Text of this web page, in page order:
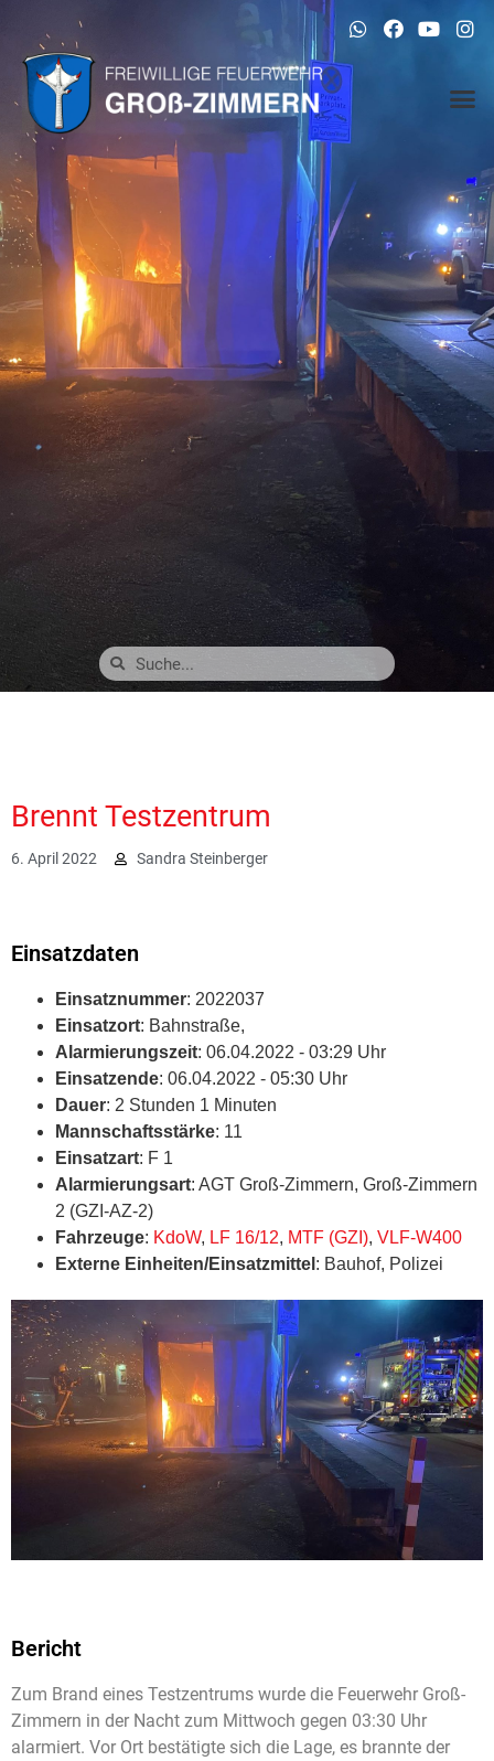
Brennt Testzentrum
6. April 2022 Sandra Steinberger
Einsatzdaten
Einsatznummer: 2022037
Einsatzort: Bahnstraße,
Alarmierungszeit: 06.04.2022 - 03:29 Uhr
Einsatzende: 06.04.2022 - 05:30 Uhr
Dauer: 2 Stunden 1 Minuten
Mannschaftsstärke: 11
Einsatzart: F 1
Alarmierungsart: AGT Groß-Zimmern, Groß-Zimmern
2 (GZI-AZ-2)
Fahrzeuge: KdoW, LF 16/12, MTF (GZI), VLF-W400
Externe Einheiten/Einsatzmittel : Bauhof, Polizei
Bericht
Zum Brand eines Testzentrums wurde die Feuerwehr Groß-
Zimmern in der Nacht zum Mittwoch gegen 03:30 Uhr
alarmiert. Vor Ort bestätigte sich die Lage, es brannte der